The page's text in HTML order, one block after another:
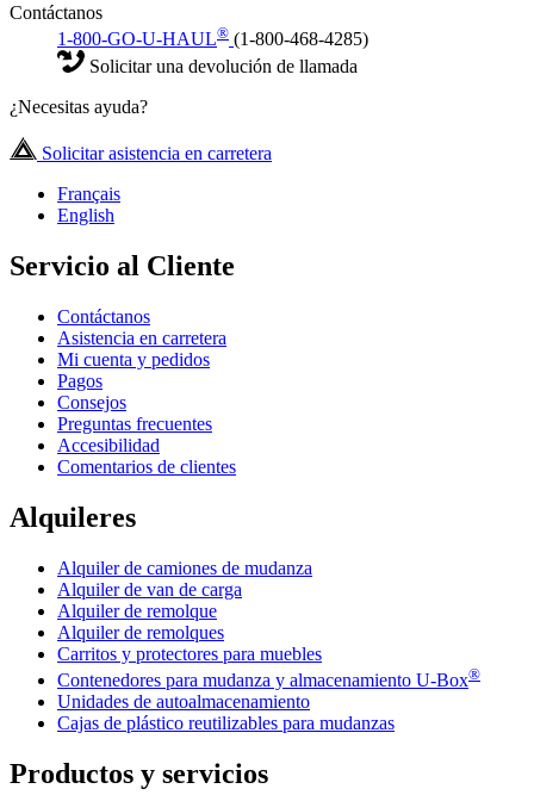
Contáctanos
1-800-GO-U-HAUL® (1-800-468-4285)
Solicitar una devolución de llamada
¿Necesitas ayuda?
Solicitar asistencia en carretera
Français
English
Servicio al Cliente
Contáctanos
Asistencia en carretera
Mi cuenta y pedidos
Pagos
Consejos
Preguntas frecuentes
Accesibilidad
Comentarios de clientes
Alquileres
Alquiler de camiones de mudanza
Alquiler de van de carga
Alquiler de remolque
Alquiler de remolques
Carritos y protectores para muebles
Contenedores para mudanza y almacenamiento U-Box®
Unidades de autoalmacenamiento
Cajas de plástico reutilizables para mudanzas
Productos y servicios